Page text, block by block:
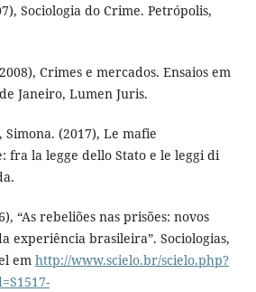
Sociologia do Crime. Petrópolis,
Crimes e mercados. Ensaios em
Janeiro, Lumen Juris.
Simona. (2017), Le mafie
fra la legge dello Stato e le leggi di
“As rebeliões nas prisões: novos
experiência brasileira”. Sociologias,
em http://www.scielo.br/scielo.php?